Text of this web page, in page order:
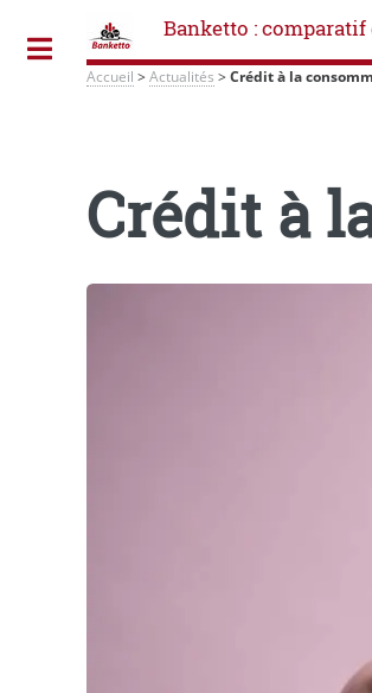
Banketto : comparatif
Accueil >Actualités >Crédit à la
Crédit à
Toggle